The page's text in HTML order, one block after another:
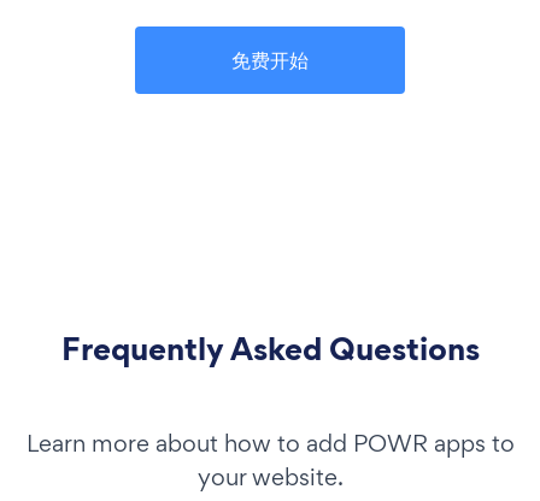
免费开始
Frequently Asked Questions
Learn more about how to add POWR apps to
your website.